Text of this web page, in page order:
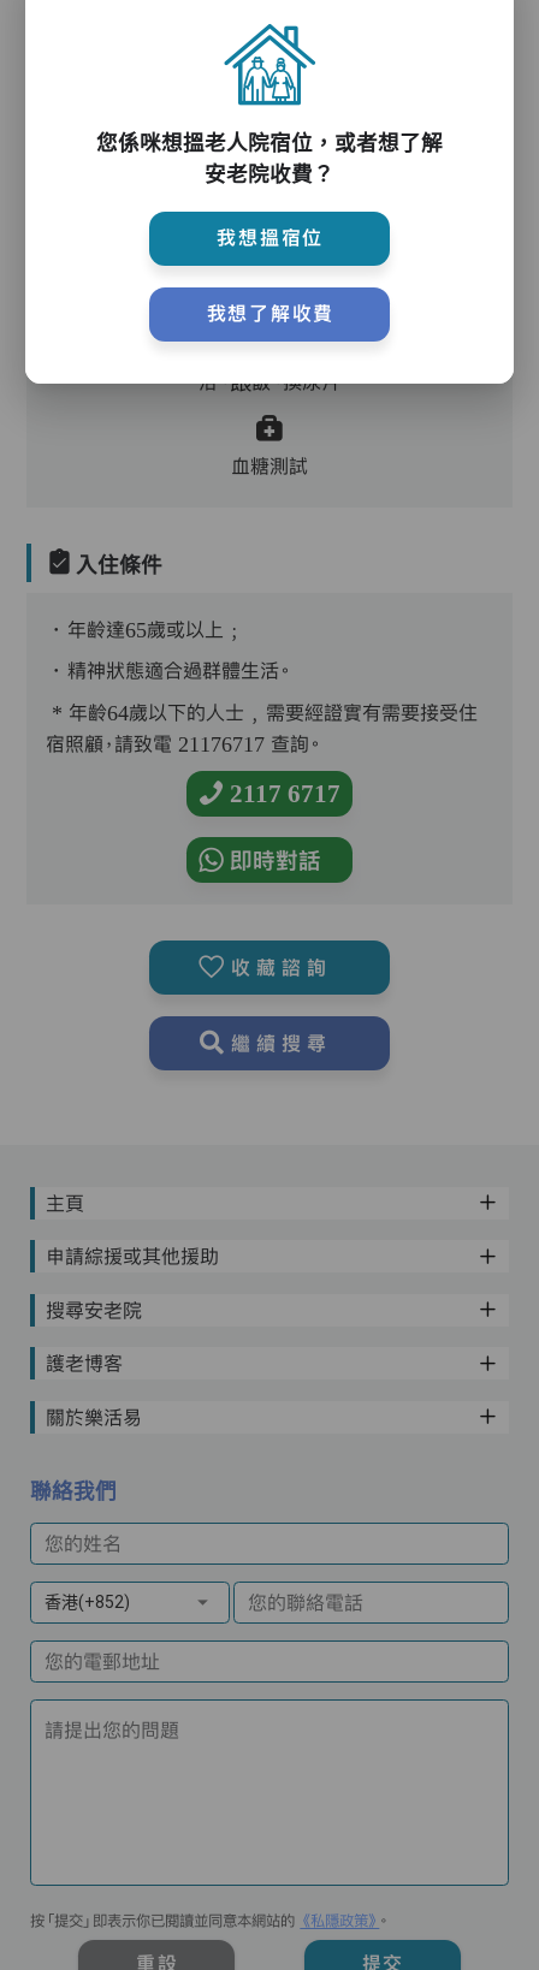
電動床,氣墊床,電梯,防滑扶手,助行器/拐杖,輪椅
主管,助理員,護理員,保健員,營養師,職業治療師,
註冊社工,到診醫生,外展牙科
護理評估、執藥、核派藥、量度生命表徵、協助沐
浴、餵飯、換尿片
血糖測試
入住條件
．年齡達65歲或以上﹔
．精神狀態適合過群體生活。
* 年齡64歲以下的人士﹐需要經證實有需要接受住
宿照顧，請致電 21176717 查詢。
2117 6717
即時對話
收藏諮詢
繼續搜尋
主頁
申請綜援或其他援助
搜尋安老院
護老博客
關於樂活易
聯絡我們
您的姓名
香港(+852) 您的聯絡電話
您的電郵地址
請提出您的問題
按「提交」即表示你已閱讀並同意本網站的 《私隱政策》 。
重設 提交
您係咪想搵老人院宿位，或者想了解
安老院收費？
我想搵宿位
我想了解收費